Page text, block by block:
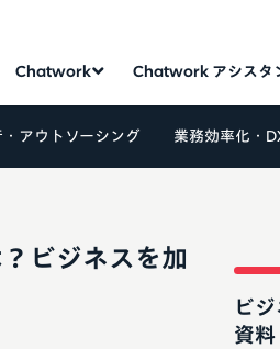
Chatwork Chatwork アシスタ
アウトソーシング 業務効率化・
ビジネスを加
ビ
資料